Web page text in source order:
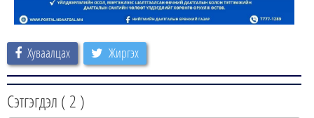
Хуваалцах Жиргэх
Сэтгэгдэл (2 )